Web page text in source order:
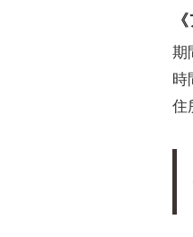
《
期
時
住